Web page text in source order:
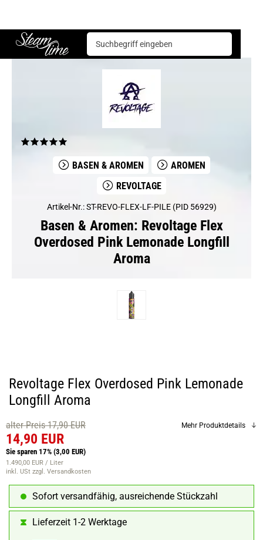
Steam time
Basen & Aromen Aromen Revoltage
BASEN & AROMEN
AROMEN
REVOLTAGE
Artikel-Nr.: ST-REVO-FLEX-LF-PILE (PID 56929)
Basen & Aromen: Revoltage Flex
Overdosed Pink Lemonade Longfill
Aroma
Revoltage Flex Overdosed Pink Lemonade
Longfill Aroma
alter Preis 17,90 EUR
14,90 EUR
Sie sparen 17% (3,00 EUR)
1.490,00 EUR / Liter
inkl. USt zzgl. Versandkosten
Mehr Produktdetails
Sofort versandfähig, ausreichende Stückzahl
Lieferzeit 1-2 Werktage